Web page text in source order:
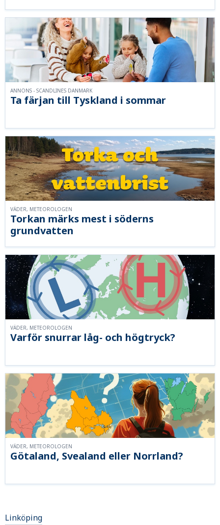
Ta färjan till Tyskland i sommar
ANNONS - SCANDLINES DANMARK
Torkan märks mest i söderns
grundvatten
VÄDER, METEOROLOGEN
Varför snurrar låg- och högtryck?
VÄDER, METEOROLOGEN
Götaland, Svealand eller Norrland?
VÄDER, METEOROLOGEN
Linköping